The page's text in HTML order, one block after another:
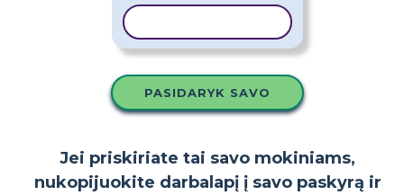
PASIDARYK SAVO
Jei priskiriate tai savo mokiniams,
nukopijuokite darbalapį į savo paskyrą ir